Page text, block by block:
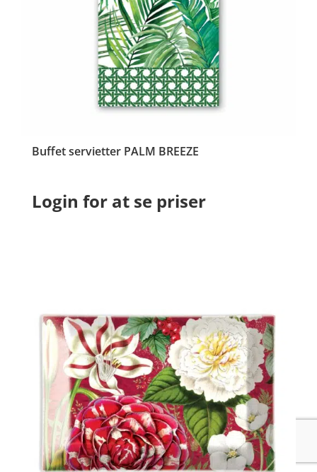
Buffet servietter PALM BREEZE
Login for at se priser